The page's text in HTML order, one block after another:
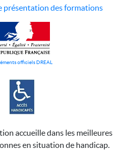
présentation des formations
officiels DREAL
accueille dans les meilleures
en situation de handicap.